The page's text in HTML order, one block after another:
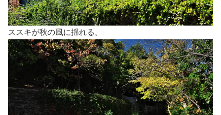
ススキが秋の風に揺れる。